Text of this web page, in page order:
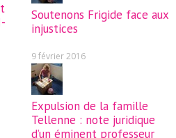
Soutenons Frigide face aux
injustices
9 février 2016
Expulsion de la famille
Tellenne : note juridique
d’un éminent professeur